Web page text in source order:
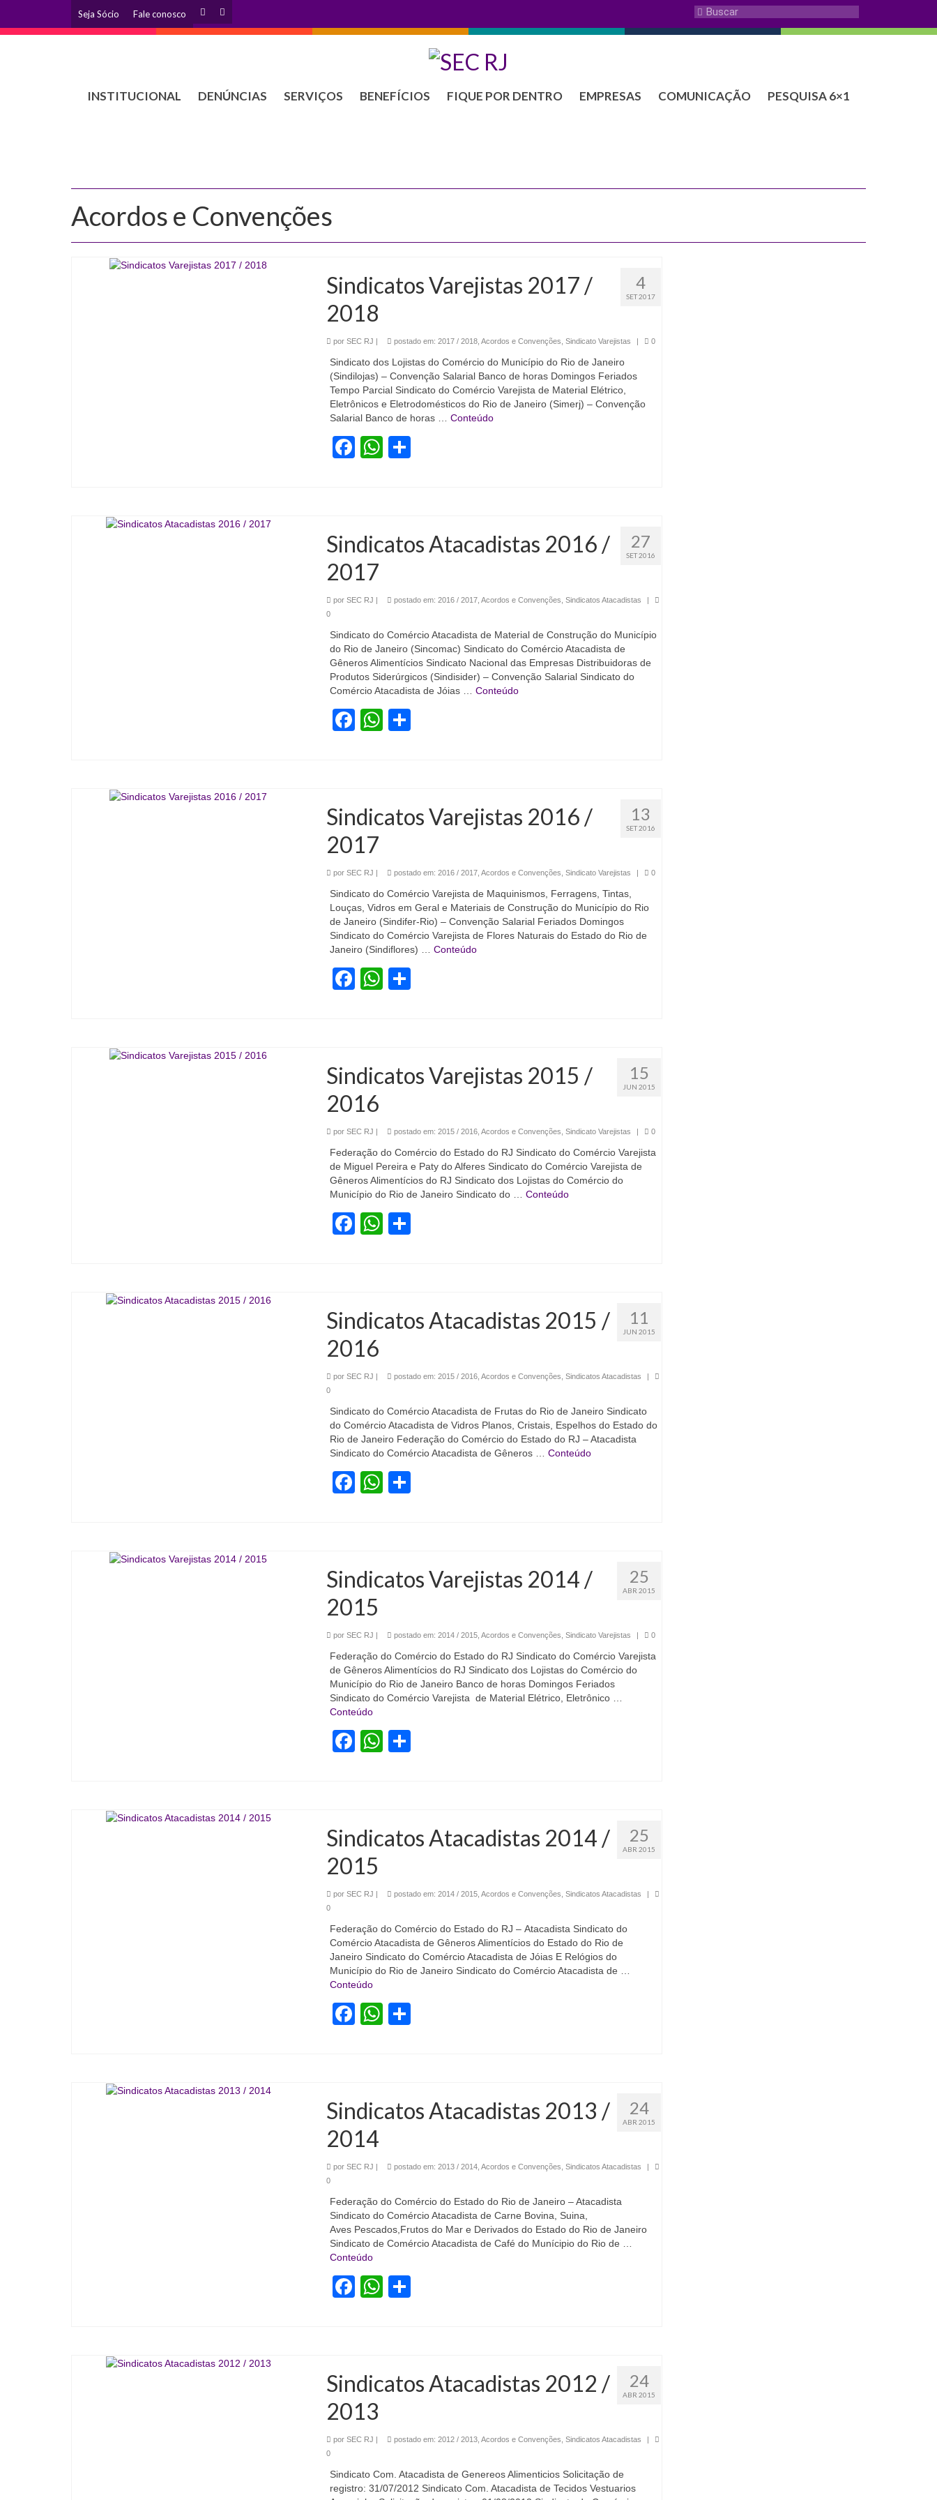
Seja Sócio Fale conosco
INSTITUCIONAL DENÚNCIAS SERVIÇOS BENEFÍCIOS FIQUE POR DENTRO EMPRESAS COMUNICAÇÃO PESQUISA 6×1
Acordos e Convenções
4
SET 2017
Sindicatos Varejistas 2017 /
2018
por SEC RJ | postado em: 2017 / 2018, Acordos e Convenções Sindicato Varejistas | 0
Sindicato dos Lojistas do Comércio do Município do Rio de Janeiro
(Sindilojas) – Convenção Salarial Banco de horas Domingos Feriados
Tempo Parcial Sindicato do Comércio Varejista de Material Elétrico,
Eletrônicos e Eletrodomésticos do Rio de Janeiro (Simerj) – Convenção
Salarial Banco de horas … Conteúdo
Facebook
WhatsApp
27
SET 2016
Sindicatos Atacadistas 2016 /
2017
por SEC RJ | postado em: 2016 / 2017, Acordos e Convenções Sindicatos Atacadistas
|
0
Sindicato do Comércio Atacadista de Material de Construção do Município
do Rio de Janeiro (Sincomac) Sindicato do Comércio Atacadista de
Gêneros Alimentícios Sindicato Nacional das Empresas Distribuidoras de
Produtos Siderúrgicos (Sindisider) – Convenção Salarial Sindicato do
Comércio Atacadista de Jóias … Conteúdo
Facebook
WhatsApp
13
SET 2016
Sindicatos Varejistas 2016 /
2017
por SEC RJ | postado em: 2016 / 2017, Acordos e Convenções Sindicato Varejistas | 0
Sindicato do Comércio Varejista de Maquinismos, Ferragens, Tintas,
Louças, Vidros em Geral e Materiais de Construção do Município do Rio
de Janeiro (Sindifer-Rio) – Convenção Salarial Feriados Domingos
Sindicato do Comércio Varejista de Flores Naturais do Estado do Rio de
Janeiro (Sindiflores) … Conteúdo
Facebook
WhatsApp
15
JUN 2015
Sindicatos Varejistas 2015 /
2016
por SEC RJ | postado em: 2015 / 2016, Acordos e Convenções Sindicato Varejistas | 0
Federação do Comércio do Estado do RJ Sindicato do Comércio Varejista
de Miguel Pereira e Paty do Alferes Sindicato do Comércio Varejista de
Gêneros Alimentícios do RJ Sindicato dos Lojistas do Comércio do
Município do Rio de Janeiro Sindicato do … Conteúdo
Facebook
WhatsApp
11
JUN 2015
Sindicatos Atacadistas 2015 /
2016
por SEC RJ | postado em: 2015 / 2016, Acordos e Convenções Sindicatos Atacadistas
|
0
Sindicato do Comércio Atacadista de Frutas do Rio de Janeiro Sindicato
do Comércio Atacadista de Vidros Planos, Cristais, Espelhos do Estado do
Rio de Janeiro Federação do Comércio do Estado do RJ – Atacadista
Sindicato do Comércio Atacadista de Gêneros … Conteúdo
Facebook
WhatsApp
25
ABR 2015
Sindicatos Varejistas 2014 /
2015
por SEC RJ | postado em: 2014 / 2015, Acordos e Convenções Sindicato Varejistas | 0
Federação do Comércio do Estado do RJ Sindicato do Comércio Varejista
de Gêneros Alimentícios do RJ Sindicato dos Lojistas do Comércio do
Município do Rio de Janeiro Banco de horas Domingos Feriados
Sindicato do Comércio Varejista de Material Elétrico, Eletrônico …
Conteúdo
Facebook
WhatsApp
25
ABR 2015
Sindicatos Atacadistas 2014 /
2015
por SEC RJ | postado em: 2014 / 2015, Acordos e Convenções Sindicatos Atacadistas
|
0
Federação do Comércio do Estado do RJ – Atacadista Sindicato do
Comércio Atacadista de Gêneros Alimentícios do Estado do Rio de
Janeiro Sindicato do Comércio Atacadista de Jóias E Relógios do
Município do Rio de Janeiro Sindicato do Comércio Atacadista de …
Conteúdo
Facebook
WhatsApp
24
ABR 2015
Sindicatos Atacadistas 2013 /
2014
por SEC RJ | postado em: 2013 / 2014, Acordos e Convenções Sindicatos Atacadistas
|
0
Federação do Comércio do Estado do Rio de Janeiro – Atacadista
Sindicato do Comércio Atacadista de Carne Bovina, Suina,
Aves Pescados,Frutos do Mar e Derivados do Estado do Rio de Janeiro
Sindicato de Comércio Atacadista de Café do Munícipio do Rio de …
Conteúdo
Facebook
WhatsApp
24
ABR 2015
Sindicatos Atacadistas 2012 /
2013
por SEC RJ | postado em: 2012 / 2013, Acordos e Convenções Sindicatos Atacadistas
|
0
Sindicato Com. Atacadista de Genereos Alimenticios Solicitação de
registro: 31/07/2012 Sindicato Com. Atacadista de Tecidos Vestuarios